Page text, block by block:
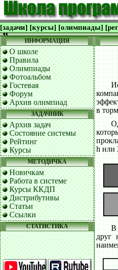
[задачи] [курсы] [олимпиады]
ИНФОРМАЦИЯ
О школе
Правила
Олимпиады
Фотоальбом
Гостевая
Форум
Архив олимпиад
ЗАДАЧНИК
Архив задач
Состояние системы
Рейтинг
Курсы
МЕТОДИЧКА
Новичкам
Работа в системе
Курсы ККДП
Дистрибутивы
Статьи
Ссылки
СТАТИСТИКА
в
h или
В
друг